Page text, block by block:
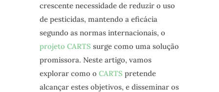
crescente necessidade de reduzir o uso
de pesticidas, mantendo a eficácia
segundo as normas internacionais, o
projeto CARTS surge como uma solução
promissora. Neste artigo, vamos
explorar como o CARTS pretende
alcançar estes objetivos, e disseminar os